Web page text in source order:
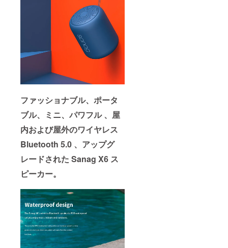
ファッショナブル、ポータ
ブル、ミニ、パワフル 、屋
内および屋外のワイヤレス
Bluetooth 5.0 、 アップグ
レードされた Sanag X6 ス
ピーカー。